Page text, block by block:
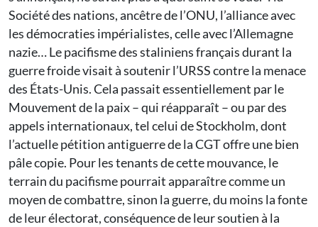
Société des nations, ancêtre de l’ONU, l’alliance avec
les démocraties impérialistes, celle avec l’Allemagne
nazie… Le pacifisme des staliniens français durant la
guerre froide visait à soutenir l’URSS contre la menace
des États-Unis. Cela passait essentiellement par le
Mouvement de la paix – qui réapparaît – ou par des
appels internationaux, tel celui de Stockholm, dont
l’actuelle pétition antiguerre de la CGT offre une bien
pâle copie. Pour les tenants de cette mouvance, le
terrain du pacifisme pourrait apparaître comme un
moyen de combattre, sinon la guerre, du moins la fonte
de leur électorat, conséquence de leur soutien à la